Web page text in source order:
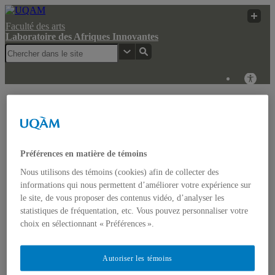
Faculté des arts
Laboratoire des Afriques Innovantes
Actualités
Colloque: REGARDS COMPARATISTES SUR LES
IMAGINAIRES NON-DOMINANTS EN AFRIQUE ET
DANS LES AMÉRIQUES
Accueil
Bulletin d’études africaines
Préférences en matière de témoins
Nous utilisons des témoins (cookies) afin de collecter des
informations qui nous permettent d’améliorer votre expérience sur
le site, de vous proposer des contenus vidéo, d’analyser les
statistiques de fréquentation, etc. Vous pouvez personnaliser votre
choix en sélectionnant « Préférences ».
Autoriser les témoins